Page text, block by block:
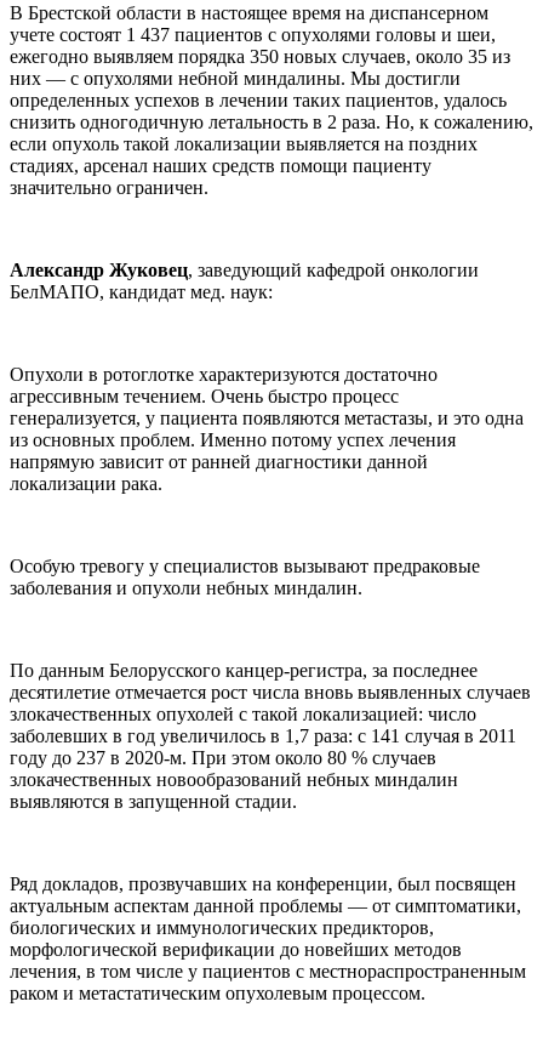
В Брестской области в настоящее время на диспансерном
учете состоят 1 437 пациентов с опухолями головы и шеи,
ежегодно выявляем порядка 350 новых случаев, около 35 из
них — с опухолями небной миндалины. Мы достигли
определенных успехов в лечении таких пациентов, удалось
снизить одногодичную летальность в 2 раза. Но, к сожалению,
если опухоль такой локализации выявляется на поздних
стадиях, арсенал наших средств помощи пациенту
значительно ограничен.
Александр Жуковец, заведующий кафедрой онкологии
БелМАПО, кандидат мед. наук:
Опухоли в ротоглотке характеризуются достаточно
агрессивным течением. Очень быстро процесс
генерализуется, у пациента появляются метастазы, и это одна
из основных проблем. Именно потому успех лечения
напрямую зависит от ранней диагностики данной
локализации рака.
Особую тревогу у специалистов вызывают предраковые
заболевания и опухоли небных миндалин.
По данным Белорусского канцер-регистра, за последнее
десятилетие отмечается рост числа вновь выявленных случаев
злокачественных опухолей с такой локализацией: число
заболевших в год увеличилось в 1,7 раза: с 141 случая в 2011
году до 237 в 2020-м. При этом около 80 % случаев
злокачественных новообразований небных миндалин
выявляются в запущенной стадии.
Ряд докладов, прозвучавших на конференции, был посвящен
актуальным аспектам данной проблемы — от симптоматики,
биологических и иммунологических предикторов,
морфологической верификации до новейших методов
лечения, в том числе у пациентов с местнораспространенным
раком и метастатическим опухолевым процессом.